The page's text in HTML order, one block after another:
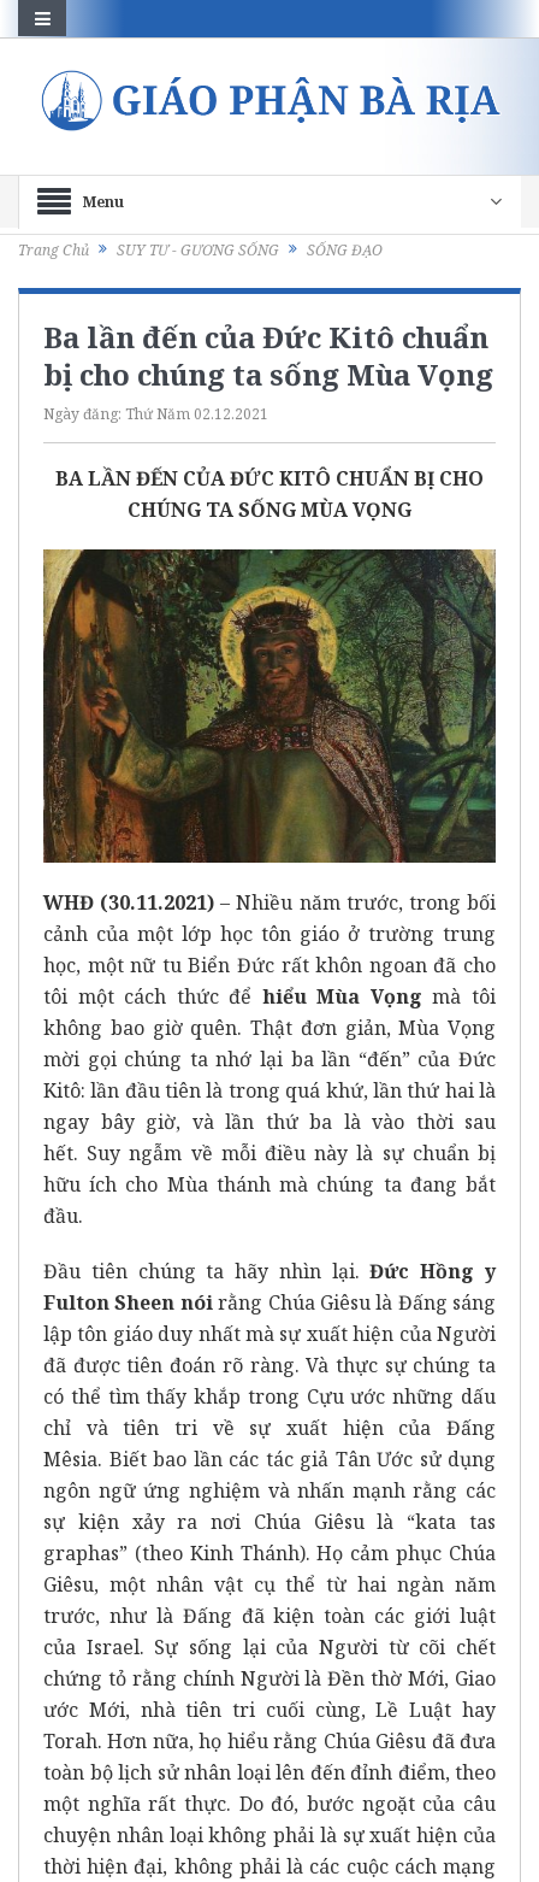
Menu
Trang Chủ SUY TƯ - GƯƠNG SỐNG SỐNG ĐẠO
Ba lần đến của Đức Kitô chuẩn
bị cho chúng ta sống Mùa Vọng
Ngày đăng: Thứ Năm 02.12.2021
BA LẦN ĐẾN CỦA ĐỨC KITÔ CHUẨN BỊ CHO
CHÚNG TA SỐNG MÙA VỌNG
WHĐ (30.11.2021) – Nhiều năm trước, trong bối
cảnh của một lớp học tôn giáo ở trường trung
học, một nữ tu Biển Đức rất khôn ngoan đã cho
tôi một cách thức để hiểu Mùa Vọng mà tôi
không bao giờ quên. Thật đơn giản, Mùa Vọng
mời gọi chúng ta nhớ lại ba lần “đến” của Đức
Kitô: lần đầu tiên là trong quá khứ, lần thứ hai là
ngay bây giờ, và lần thứ ba là vào thời sau
hết. Suy ngẫm về mỗi điều này là sự chuẩn bị
hữu ích cho Mùa thánh mà chúng ta đang bắt
đầu.
Đầu tiên chúng ta hãy nhìn lại.Đức Hồng y
Fulton Sheen nóirằng Chúa Giêsu là Đấng sáng
lập tôn giáo duy nhất mà sự xuất hiện của Người
đã được tiên đoán rõ ràng. Và thực sự chúng ta
có thể tìm thấy khắp trong Cựu ước những dấu
chỉ và tiên tri về sự xuất hiện của Đấng
Mêsia. Biết bao lần các tác giả Tân Ước sử dụng
ngôn ngữ ứng nghiệm và nhấn mạnh rằng các
sự kiện xảy ra nơi Chúa Giêsu là “kata tas
graphas” (theo Kinh Thánh). Họ cảm phục Chúa
Giêsu, một nhân vật cụ thể từ hai ngàn năm
trước, như là Đấng đã kiện toàn các giới luật
của Israel. Sự sống lại của Người từ cõi chết
chứng tỏ rằng chính Người là Đền thờ Mới, Giao
ước Mới, nhà tiên tri cuối cùng, Lề Luật hay
Torah. Hơn nữa, họ hiểu rằng Chúa Giêsu đã đưa
toàn bộ lịch sử nhân loại lên đến đỉnh điểm, theo
một nghĩa rất thực. Do đó, bước ngoặt của câu
chuyện nhân loại không phải là sự xuất hiện của
thời hiện đại, không phải là các cuộc cách mạng